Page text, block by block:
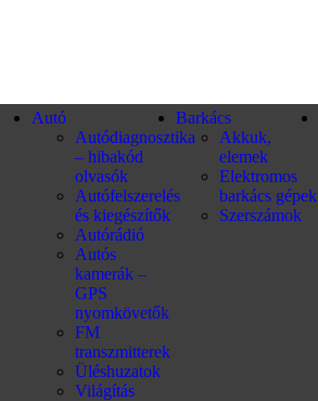
Autó
Autódiagnosztika
– hibakód
olvasók
Autófelszerelés
és kiegészítők
Autórádió
Autós
kamerák –
GPS
nyomkövetők
FM
transzmitterek
Üléshuzatok
Világítás
Barkács
Akkuk,
elemek
Elektromos
barkács gépek
Szerszámok